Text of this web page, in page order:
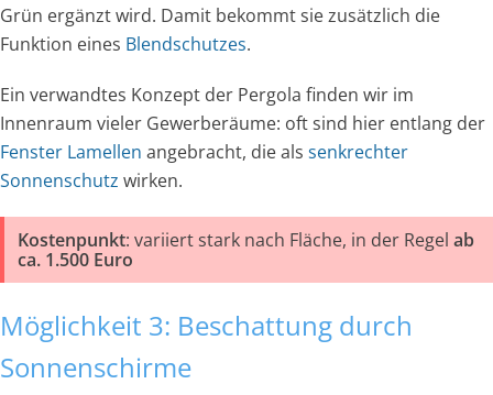
Grün ergänzt wird. Damit bekommt sie zusätzlich die
Funktion eines Blendschutzes.
Ein verwandtes Konzept der Pergola finden wir im
Innenraum vieler Gewerberäume: oft sind hier entlang der
Fenster Lamellen angebracht, die als senkrechter
Sonnenschutz wirken.
Kostenpunkt: variiert stark nach Fläche, in der Regel ab
ca. 1.500 Euro
Möglichkeit 3: Beschattung durch
Sonnenschirme